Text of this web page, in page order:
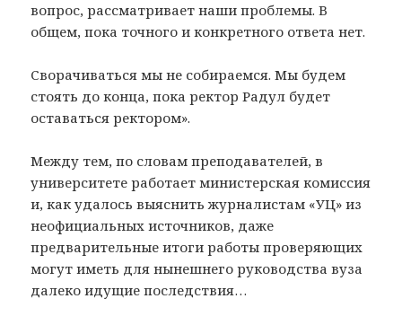
вопрос, рассматривает наши проблемы. В
общем, пока точного и конкретного ответа нет.
Сворачиваться мы не собираемся. Мы будем
стоять до конца, пока ректор Радул будет
оставаться ректором».
Между тем, по словам преподавателей, в
университете работает министерская комиссия
и, как удалось выяснить журналистам «УЦ» из
неофициальных источников, даже
предварительные итоги работы проверяющих
могут иметь для нынешнего руководства вуза
далеко идущие последствия…